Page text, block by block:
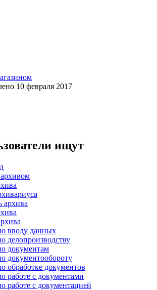
10 февраля 2017
ищут
архива
вводу данных
делопроизводству
документам
документообороту
обработке документов
работе с документами
работе с документацией